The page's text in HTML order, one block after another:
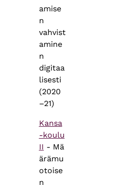
amise
n
vahvist
amine
n
digitaa
lisesti
(2020
–21)
Kansa
-koulu
II - Mä
ärämu
otoise
n